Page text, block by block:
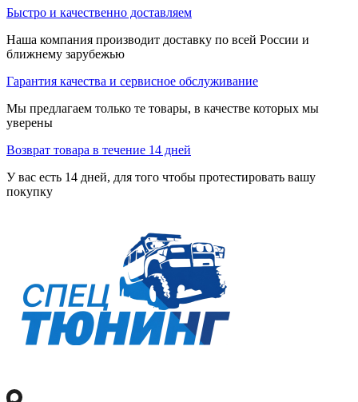
Быстро и качественно доставляем
Наша компания производит доставку по всей России и
ближнему зарубежью
Гарантия качества и сервисное обслуживание
Мы предлагаем только те товары, в качестве которых мы
уверены
Возврат товара в течение 14 дней
У вас есть 14 дней, для того чтобы протестировать вашу
покупку